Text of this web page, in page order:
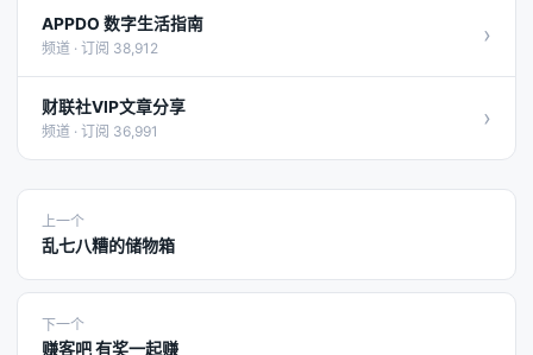
APPDO 数字生活指南
频道 · 订阅 38,912 ›
财联社VIP文章分享
频道 · 订阅 36,991 ›
上一个
乱七八糟的储物箱
下一个
赚客吧 有奖一起赚